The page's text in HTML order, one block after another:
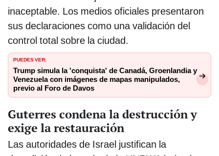
inaceptable. Los medios oficiales presentaron
sus declaraciones como una validación del
control total sobre la ciudad.
PUEDES VER:
Trump simula la 'conquista' de Canadá, Groenlandia y
Venezuela con imágenes de mapas manipulados,
previo al Foro de Davos
Guterres condena la destrucción y
exige la restauración
Las autoridades de Israel justifican la